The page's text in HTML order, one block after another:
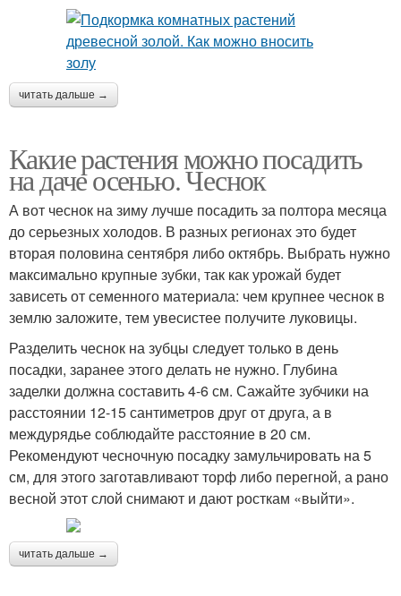
читать дальше →
Какие растения можно посадить
на даче осенью. Чеснок
А вот чеснок на зиму лучше посадить за полтора месяца
до серьезных холодов. В разных регионах это будет
вторая половина сентября либо октябрь. Выбрать нужно
максимально крупные зубки, так как урожай будет
зависеть от семенного материала: чем крупнее чеснок в
землю заложите, тем увесистее получите луковицы.
Разделить чеснок на зубцы следует только в день
посадки, заранее этого делать не нужно. Глубина
заделки должна составить 4-6 см. Сажайте зубчики на
расстоянии 12-15 сантиметров друг от друга, а в
междурядье соблюдайте расстояние в 20 см.
Рекомендуют чесночную посадку замульчировать на 5
см, для этого заготавливают торф либо перегной, а рано
весной этот слой снимают и дают росткам «выйти».
читать дальше →